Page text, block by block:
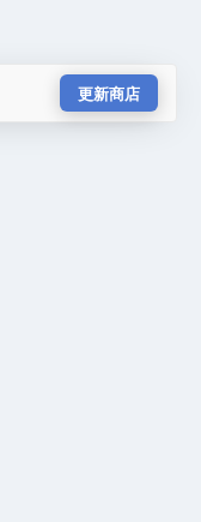
更新商店